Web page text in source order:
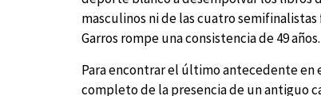
masculinos ni de las cuatro
Garros rompe una consistencia de 49 años.
Para encontrar el último antecedente en
completo de la presencia de un antiguo